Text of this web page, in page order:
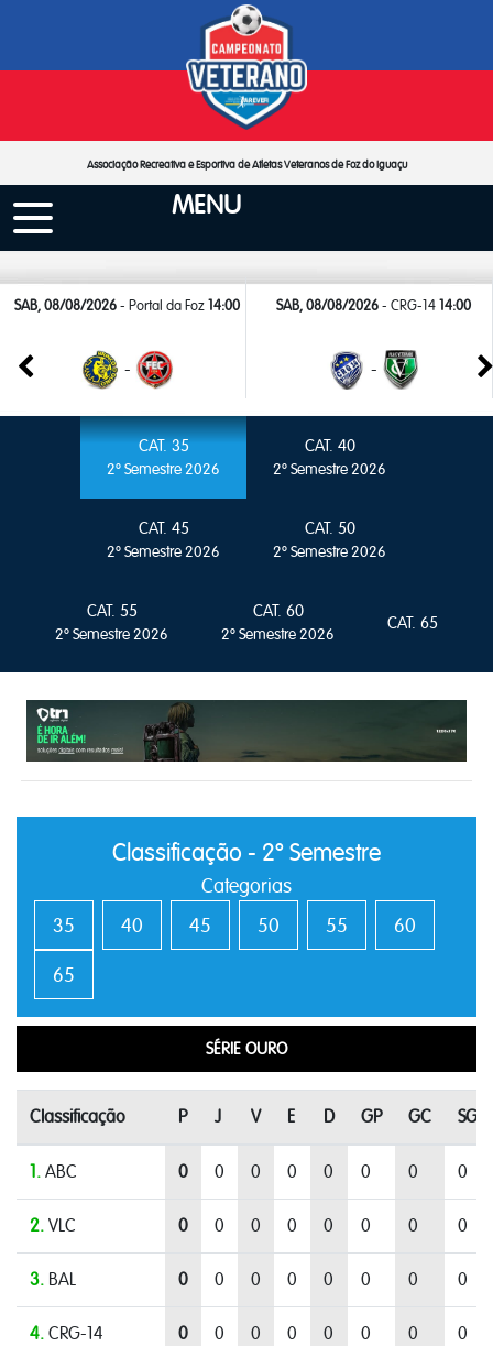
Associação Recreativa e Esportiva de Atletas Veteranos de Foz do Iguaçu
MENU
SAB, 08/08/2026 - Portal da Foz 14:00
-
SAB, 08/08/2026 - CRG-14 14:00
-
CAT. 35
2º Semestre 2026
CAT. 40
2º Semestre 2026
CAT. 45
2º Semestre 2026
CAT. 50
2º Semestre 2026
CAT. 55
2º Semestre 2026
CAT. 60
2º Semestre 2026
CAT. 65
Classificação - 2º Semestre
Categorias
35
40 45 50 55 60
65
SÉRIE OURO
Classificação P J V E D GP GC SG
1. ABC 0 0 0 0 0 0 0 0
2. VLC 0 0 0 0 0 0 0 0
3. BAL 0 0 0 0 0 0 0 0
4. CRG-14 0 0 0 0 0 0 0 0